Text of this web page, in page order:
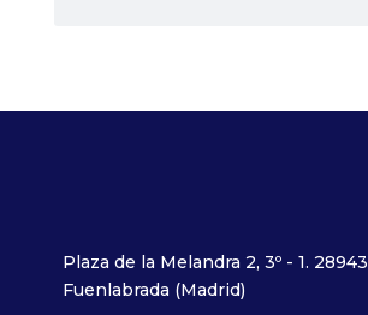
Plaza de la Melandra 2, 3º - 1. 28943
Fuenlabrada (Madrid)